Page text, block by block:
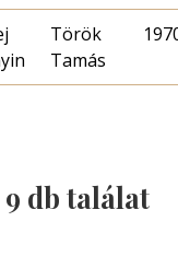
Török
Tamás
9 db találat